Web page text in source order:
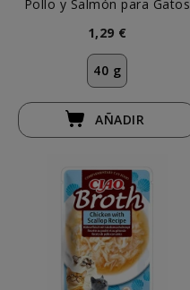
Pollo y Salmón para Gatos
1,29 €
40 g
AÑADIR